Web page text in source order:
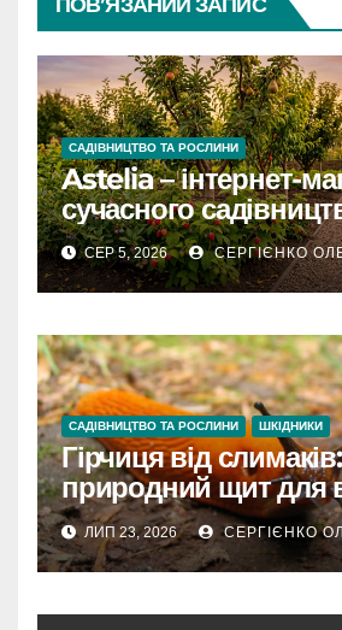
ПОВ’ЯЗАНИЙ ЗАПИС
САДІВНИЦТВО ТА РОСЛИНИ
Astelia – інтернет-
сучасного
СЕР 5, 2026 СЕРГІЄНКО
САДІВНИЦТВО ТА РОСЛИНИ ШКІДНИКИ
Гірчиця від слимаків:
природний щит для
городу
ЛИП 23, 2026 СЕРГІЄНКО